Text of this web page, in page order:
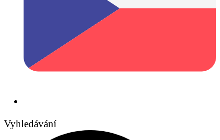
Vyhledávání